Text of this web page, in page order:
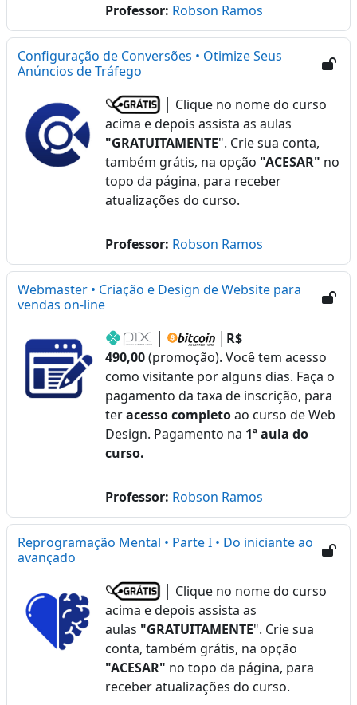
Professor: Robson Ramos
Configuração de Conversões • Otimize Seus
Anúncios de Tráfego
│ Clique no nome do curso
acima e depois assista as aulas
"GRATUITAMENTE". Crie sua conta,
também grátis, na opção "ACESAR" no
topo da página, para receber
atualizações do curso.
Professor: Robson Ramos
Webmaster • Criação e Design de Website para
vendas on-line
R$
490,00(promoção). Você tem acesso
como visitante por alguns dias. Faça o
pagamento da taxa de inscrição, para
teracesso completoao curso de Web
Design. Pagamento na 1ª aula do
curso.
Professor: Robson Ramos
Reprogramação Mental • Parte I • Do iniciante ao
avançado
│ Clique no nome do curso
acima e depois assista as
aulas "GRATUITAMENTE". Crie sua
conta, também grátis, na opção
"ACESAR" no topo da página, para
receber atualizações do curso.